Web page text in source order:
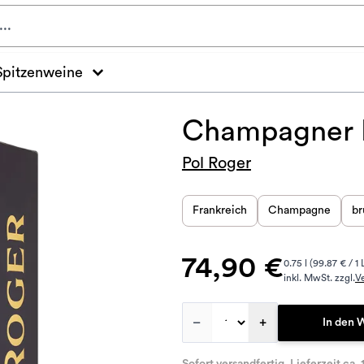
Champagner
Pol Roger
Frankreich Champagne
74,90 €0.75 l (99.87 € / 1
inkl. MwSt. zzgl.
– + In den